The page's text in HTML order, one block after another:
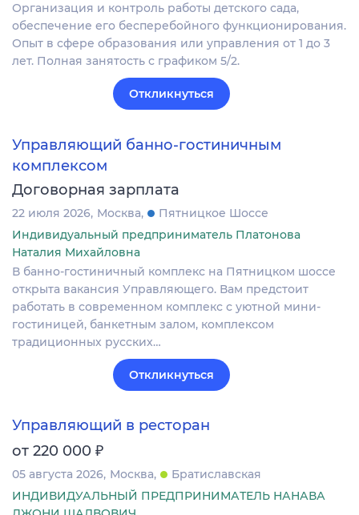
Организация и контроль работы детского сада,
обеспечение его бесперебойного функционирования.
Опыт в сфере образования или управления от 1 до 3
лет. Полная занятость с графиком 5/2.
Откликнуться
Управляющий банно-гостиничным
комплексом
Договорная зарплата
22 июля 2026 Москва
Пятницкое Шоссе
Индивидуальный предприниматель Платонова
Наталия Михайловна
В банно-гостиничный комплекс на Пятницком шоссе
открыта вакансия Управляющего. Вам предстоит
работать в современном комплекс с уютной мини-
гостиницей, банкетным залом, комплексом
традиционных русских…
Откликнуться
Управляющий в ресторан
от 220 000 ₽
05 августа 2026 Москва
Братиславская
ИНДИВИДУАЛЬНЫЙ ПРЕДПРИНИМАТЕЛЬ НАНАВА